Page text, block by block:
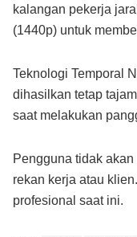
kalangan pekerja
(1440p) untuk
Teknologi Temporal
dihasilkan tetap
saat melakukan
Pengguna tidak
rekan kerja atau
profesional saat ini.